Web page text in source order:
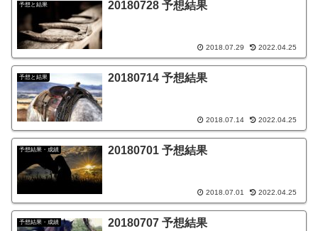
予想と結果 20180728 予想結果
2018.07.29 2022.04.25
予想と結果 20180714 予想結果
2018.07.14 2022.04.25
予想結果・成績 20180701 予想結果
2018.07.01 2022.04.25
予想結果・成績 20180707 予想結果